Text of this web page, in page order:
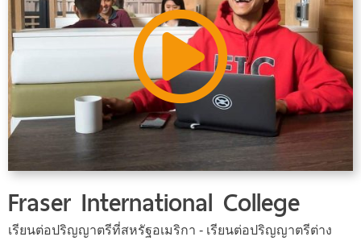
Fraser International College
เรียนต่อปริญญาตรีที่สหรัฐอเมริกา - เรียนต่อปริญญาตรีต่าง